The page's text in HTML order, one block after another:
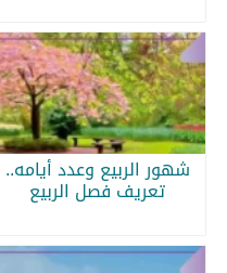
شهور الربيع وعدد أيامه..
تعريف فصل الربيع